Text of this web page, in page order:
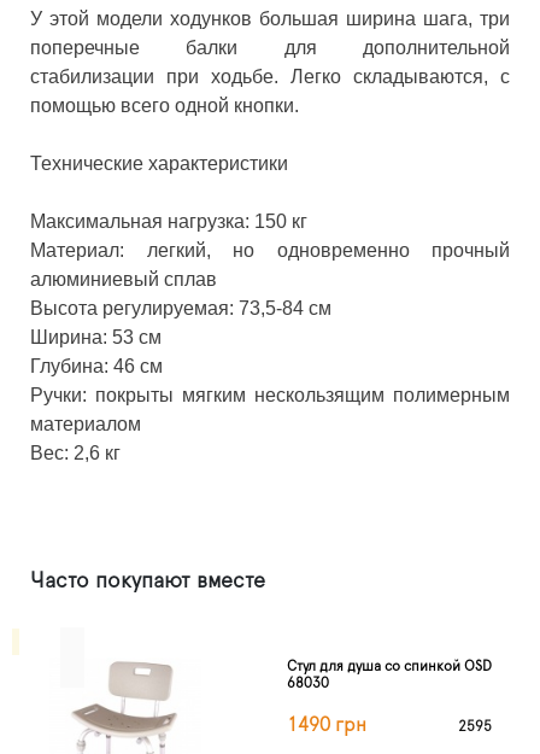
У этой модели ходунков большая ширина шага, три
поперечные балки для дополнительной
стабилизации при ходьбе. Легко складываются, с
помощью всего одной кнопки.
Технические характеристики
Максимальная нагрузка: 150 кг
Материал: легкий, но одновременно прочный
алюминиевый сплав
Высота регулируемая: 73,5-84 см
Ширина: 53 см
Глубина: 46 см
Ручки: покрыты мягким нескользящим полимерным
материалом
Вес: 2,6 кг
Часто покупают вместе
Стул для душа cо спинкой OSD
68030
1490 грн 2595